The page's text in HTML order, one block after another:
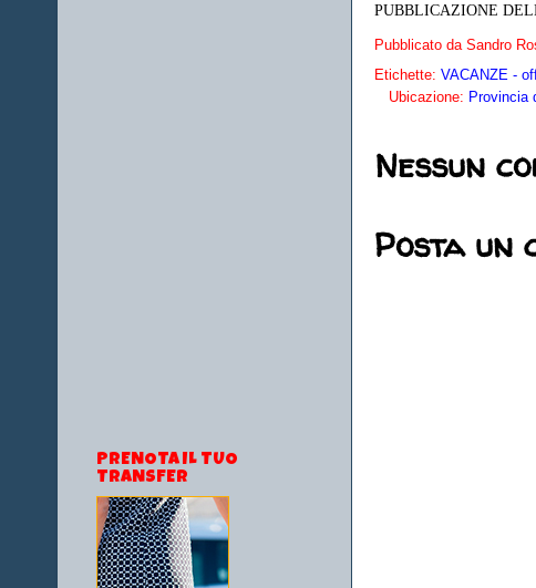
PUBBLICAZIONE
Pubblicato da Sandro
Etichette: VACANZE -
Ubicazione: Provincia
Nessun
Posta un
PRENOTA IL TUO
TRANSFER